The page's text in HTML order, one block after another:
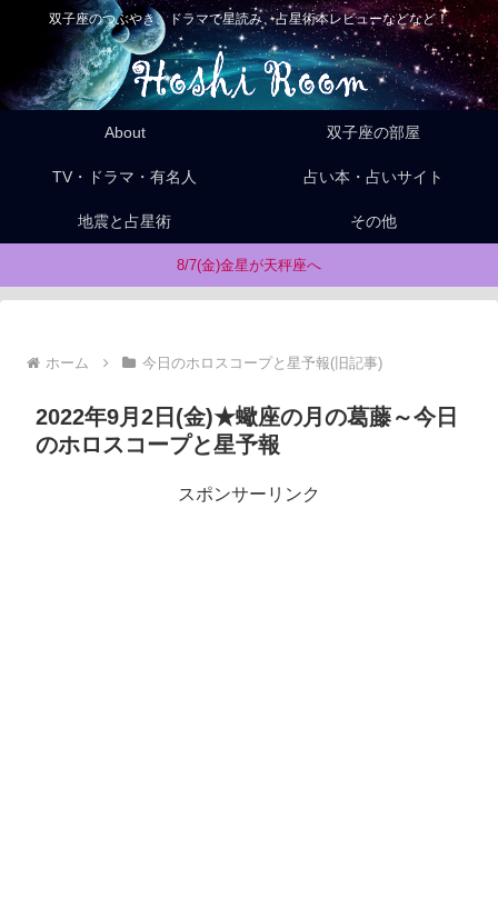
双子座のつぶやき、ドラマで星読み、占星術本レビューなどなど！
About 双子座の部屋
TV・ドラマ・有名人 占い本・占いサイト
地震と占星術 その他
8/7(金)金星が天秤座へ
ホーム 今日のホロスコープと星予報(旧記事)
2022年9月2日(金)★蠍座の月の葛藤～今日
のホロスコープと星予報
スポンサーリンク